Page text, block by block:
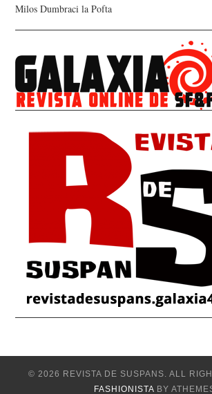
Milos Dumbraci laPofta
© 2026 REVISTA DE SUSPANS. ALL
FASHIONISTA BY